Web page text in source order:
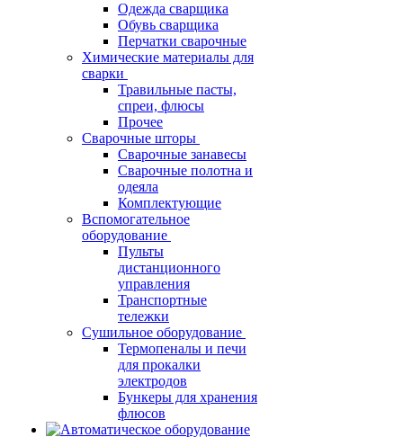
Одежда сварщика
Обувь сварщика
Перчатки сварочные
Химические материалы для
сварки
Травильные пасты,
спреи, флюсы
Прочее
Сварочные шторы
Сварочные занавесы
Сварочные полотна и
одеяла
Комплектующие
Вспомогательное
оборудование
Пульты
дистанционного
управления
Транспортные
тележки
Сушильное оборудование
Термопеналы и печи
для прокалки
электродов
Бункеры для хранения
флюсов